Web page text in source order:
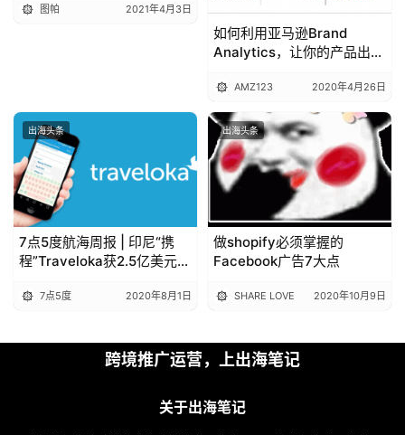
图帕 2021年4月3日
如何利用亚马逊Brand
Analytics，让你的产品出现
AMZ123 2020年4月26日
出海头条
7点5度航海周报 | 印尼“携
程”Traveloka获2.5亿美元融
巨头Bolt进军泰国
7点5度 2020年8月1日
出海头条
做shopify必须掌握的
Facebook广告7大点
SHARE LOVE 2020年10月9日
跨境推广运营，上出海笔记
关于出海笔记